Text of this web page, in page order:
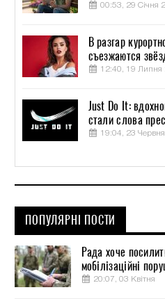
00:53, 29 Січня
В разгар
съезжаются
12:40, 19 Липня
Just Do It:
стали слова
19:04, 23
ПОПУЛЯРНІ ПОСТИ
Рада хоче
мобілізаційні
20:07, 03 Квітня